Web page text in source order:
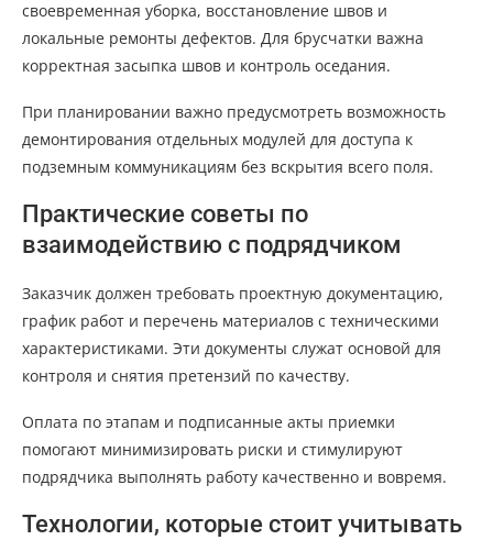
своевременная уборка, восстановление швов и
локальные ремонты дефектов. Для брусчатки важна
корректная засыпка швов и контроль оседания.
При планировании важно предусмотреть возможность
демонтирования отдельных модулей для доступа к
подземным коммуникациям без вскрытия всего поля.
Практические советы по
взаимодействию с подрядчиком
Заказчик должен требовать проектную документацию,
график работ и перечень материалов с техническими
характеристиками. Эти документы служат основой для
контроля и снятия претензий по качеству.
Оплата по этапам и подписанные акты приемки
помогают минимизировать риски и стимулируют
подрядчика выполнять работу качественно и вовремя.
Технологии, которые стоит учитывать